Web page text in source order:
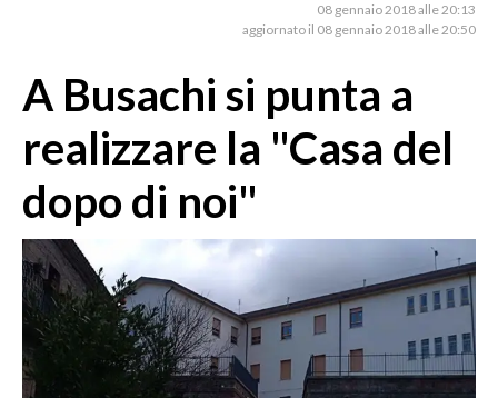
SASSARI E PROVINCIA
GALLURA
OGLIASTRA
AGENDA
CRONACA
ITALIA
MONDO
08 gennaio 2018 alle 20:13
aggiornato il 08 gennaio 2018 alle 20:50
A Busachi si punta a
realizzare la "Casa del
dopo di noi"